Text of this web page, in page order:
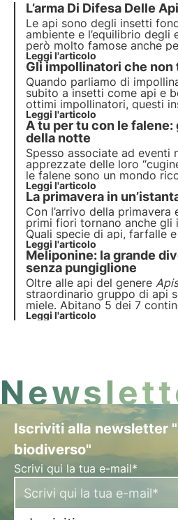
L’arma Di Difesa Delle
Le api sono degli insetti
ambiente e l’equilibrio degli
però molto famose anche
arma di difesa, il
hanno cercato di
punti? Cosa fare in questi
Leggi l'articolo
Gli impollinatori che non
Quando parliamo di
subito a insetti come api e
ottimi impollinatori, questi
a contribuire a questo
ecosistemico.
Leggi l'articolo
A tu per tu con le
della notte
Spesso associate ad eventi
apprezzate delle loro
le falene sono un mondo
Anche loro sono
impollinatori, così come le
permettono l’impollinazione
piante
Leggi l'articolo
La primavera in
Con l’arrivo della primavera
primi fiori tornano anche gli
Quali specie di api, farfalle
incontrare tra marzo e
osservare e riconoscerne
Leggi l'articolo
Meliponine: la grande
senza pungiglione
Oltre alle api del genere Apis
straordinario gruppo di api
miele. Abitano 5 dei 7
dai Maya, bevono le nostre
Leggi l'articolo
Iscriviti alla newsletter
biodiverso"
Scrivi qui la tua e-mail*